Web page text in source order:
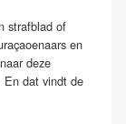
strafblad of
en
deze
En dat vindt de